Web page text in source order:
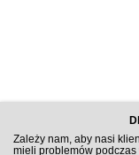
Zależy nam, aby nasi
mieli problemów